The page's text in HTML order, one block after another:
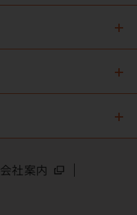
会社案内